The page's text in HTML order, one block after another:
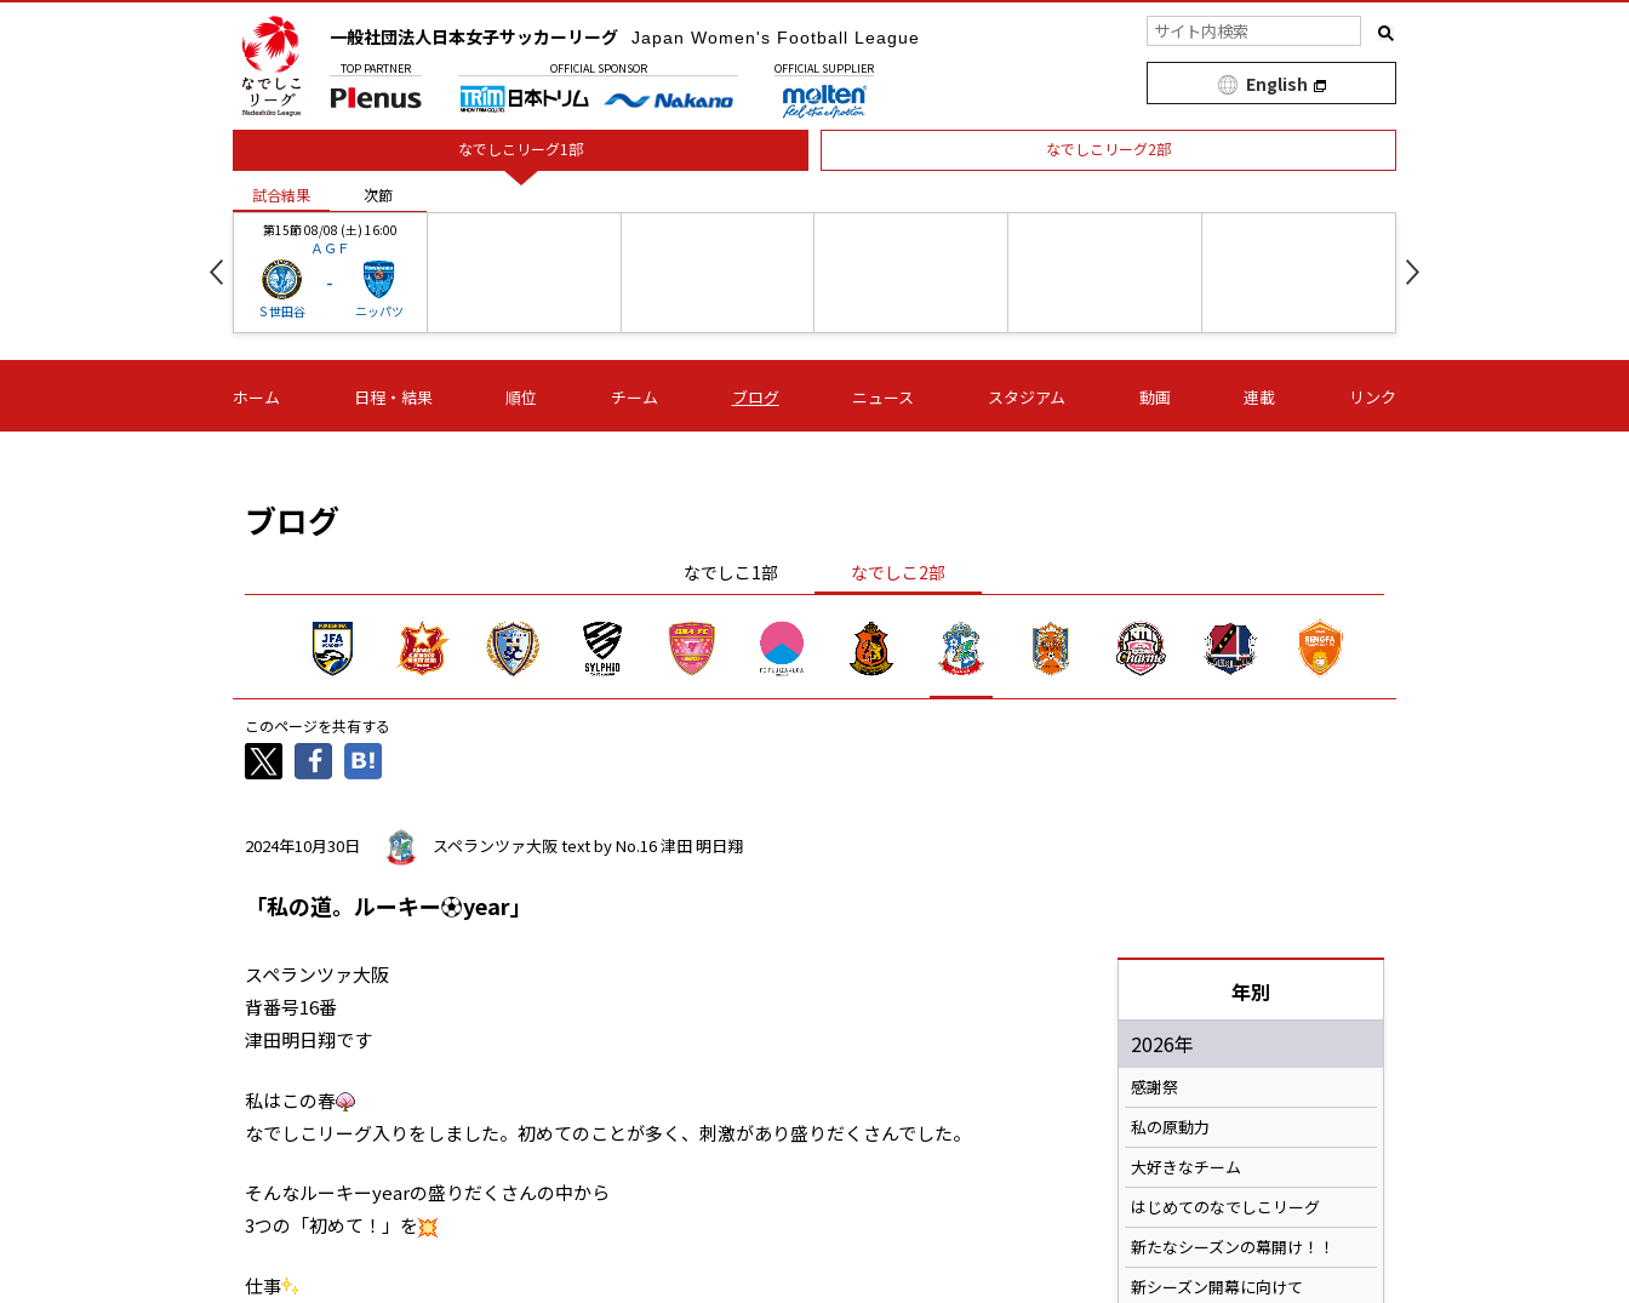
一般社団法人日本女子サッカーリーグ Japan Women's Football League
TOP PARTNER OFFICIAL SPONSOR OFFICIAL SUPPLIER
English
なでしこリーグ1部 なでしこリーグ2部
試合結果 次節
第15節 08/08 (土) 16:00
ＡＧＦ
Ｓ世田谷
-
ニッパツ
-
第16節 09/05 (土) 15:00
ニッパツ
-
第16節 09/05 (土) 15:00
石人の星
-
第16節 09/05 (土) 16:00
ＡＧＦ
-
いちご
-
第16節 09/06 (日) 15:00
-
第16節 09/06 (日) 15:00
- -
試合結果 次節
ホーム 日程・結果 順位 チーム ブログ ニュース スタジアム 動画 連載 リンク
ブログ
なでしこ1部 なでしこ2部
このページを共有する
2024年10月30日 スペランツァ大阪text by No.16 津田 明日翔
「私の道。ルーキー⚽️year」
スペランツァ大阪
背番号16番
津田明日翔です
私はこの春
なでしこリーグ入りをしました。初めてのことが多く、刺激があり盛りだくさんでした。
そんなルーキーyearの盛りだくさんの中から
3つの「初めて！」を
仕事
年別
2026年
感謝祭
私の原動力
大好きなチーム
はじめてのなでしこリーグ
新たなシーズンの幕開け！！
新シーズン開幕に向けて